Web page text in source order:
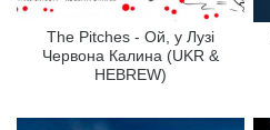
The Pitches - Ой, у Лузі
Червона Калина (UKR &
HEBREW)